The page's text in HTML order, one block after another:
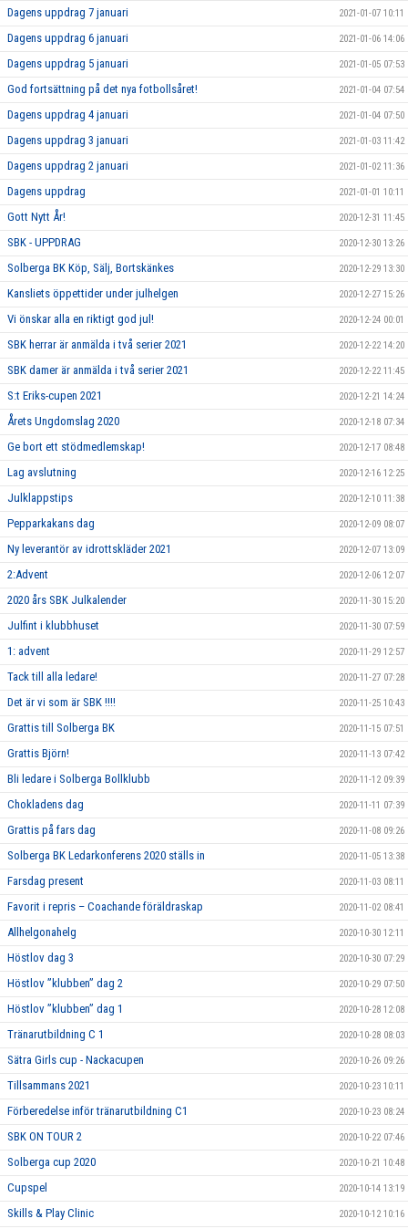
Dagens uppdrag 7 januari 2021-01-07 10:11
Dagens uppdrag 6 januari 2021-01-06 14:06
Dagens uppdrag 5 januari 2021-01-05 07:53
God fortsättning på det nya fotbollsåret! 2021-01-04 07:54
Dagens uppdrag 4 januari 2021-01-04 07:50
Dagens uppdrag 3 januari 2021-01-03 11:42
Dagens uppdrag 2 januari 2021-01-02 11:36
Dagens uppdrag 2021-01-01 10:11
Gott Nytt År! 2020-12-31 11:45
SBK - UPPDRAG 2020-12-30 13:26
Solberga BK Köp, Sälj, Bortskänkes 2020-12-29 13:30
Kansliets öppettider under julhelgen 2020-12-27 15:26
Vi önskar alla en riktigt god jul! 2020-12-24 00:01
SBK herrar är anmälda i två serier 2021 2020-12-22 14:20
SBK damer är anmälda i två serier 2021 2020-12-22 11:45
S:t Eriks-cupen 2021 2020-12-21 14:24
Årets Ungdomslag 2020 2020-12-18 07:34
Ge bort ett stödmedlemskap! 2020-12-17 08:48
Lag avslutning 2020-12-16 12:25
Julklappstips 2020-12-10 11:38
Pepparkakans dag 2020-12-09 08:07
Ny leverantör av idrottskläder 2021 2020-12-07 13:09
2:Advent 2020-12-06 12:07
2020 års SBK Julkalender 2020-11-30 15:20
Julfint i klubbhuset 2020-11-30 07:59
1: advent 2020-11-29 12:57
Tack till alla ledare! 2020-11-27 07:28
Det är vi som är SBK !!!! 2020-11-25 10:43
Grattis till Solberga BK 2020-11-15 07:51
Grattis Björn! 2020-11-13 07:42
Bli ledare i Solberga Bollklubb 2020-11-12 09:39
Chokladens dag 2020-11-11 07:39
Grattis på fars dag 2020-11-08 09:26
Solberga BK Ledarkonferens 2020 ställs in 2020-11-05 13:38
Farsdag present 2020-11-03 08:11
Favorit i repris – Coachande föräldraskap 2020-11-02 08:41
Allhelgonahelg 2020-10-30 12:11
Höstlov dag 3 2020-10-30 07:29
Höstlov ”klubben” dag 2 2020-10-29 07:50
Höstlov ”klubben” dag 1 2020-10-28 12:08
Tränarutbildning C 1 2020-10-28 08:03
Sätra Girls cup - Nackacupen 2020-10-26 09:26
Tillsammans 2021 2020-10-23 10:11
Förberedelse inför tränarutbildning C1 2020-10-23 08:24
SBK ON TOUR 2 2020-10-22 07:46
Solberga cup 2020 2020-10-21 10:48
Cupspel 2020-10-14 13:19
Skills & Play Clinic 2020-10-12 10:16